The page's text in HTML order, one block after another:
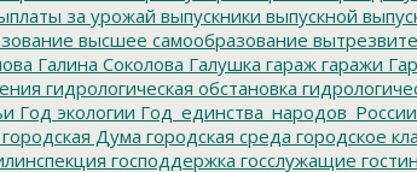
за урожай выпускники выпускной
высшее самообразование
Галина Соколова Галушка гараж гаражи
гидрологическая обстановка
Год экологии Год_единства_народов_России
городская Дума городская среда городское
господдержка госслужащие